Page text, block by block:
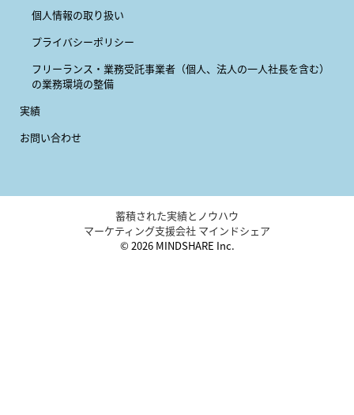
個人情報の取り扱い
プライバシーポリシー
フリーランス・業務受託事業者 （個人、法人の一人社長を含む）
の業務環境の整備
実績
お問い合わせ
蓄積された実績とノウハウ
マーケティング支援会社 マインドシェア
© 2026 MINDSHARE Inc.